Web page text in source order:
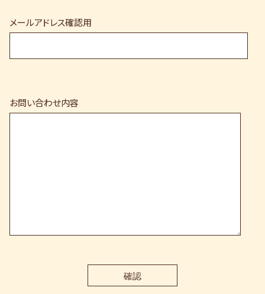
メールアドレス確認用
お問い合わせ内容